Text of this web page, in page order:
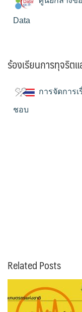
Data
ร้องเรียนการทุจริต
การจัดการ
ชอบ
Related Posts